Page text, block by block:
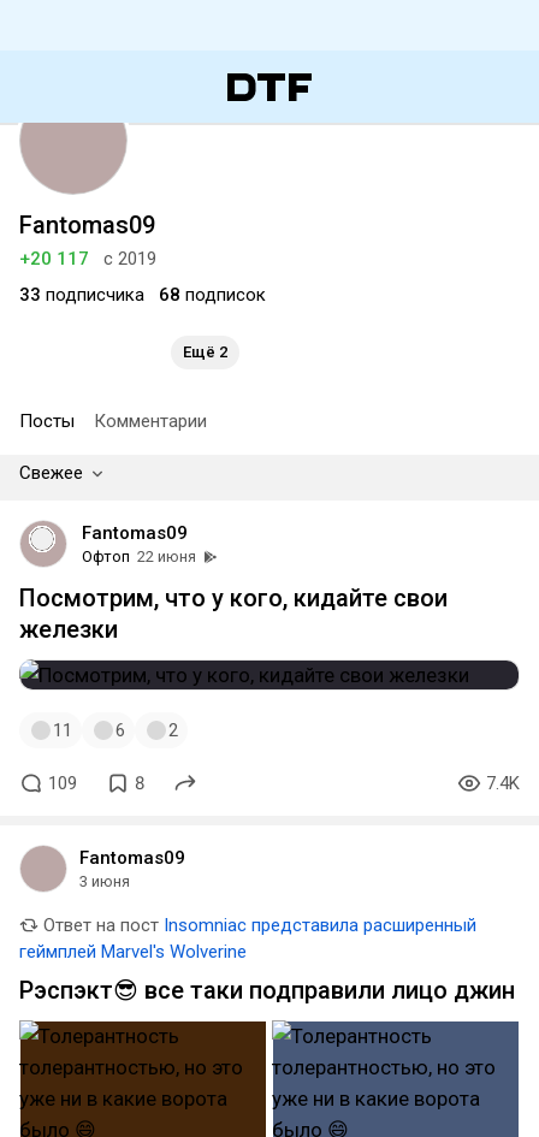
Fantomas09
+20 117
с 2019
33 подписчика 68 подписок
Ещё 2
Посты Комментарии
Свежее
Fantomas09
Офтоп 22 июня
Посмотрим, что у кого, кидайте свои
железки
11 6 2
109 8 7.4K
Fantomas09
3 июня
Ответ на пост Insomniac представила расширенный
геймплей Marvel's Wolverine
Рэспэкт😎 все таки подправили лицо джин